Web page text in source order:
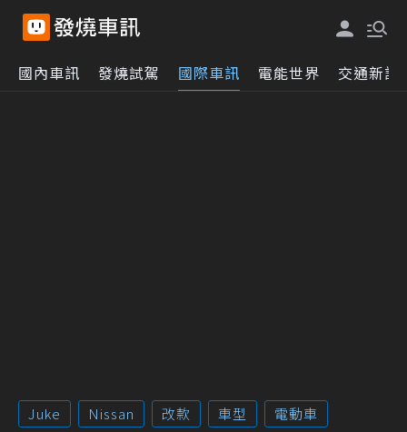
國內車訊 發燒試駕 國際車訊 電能世界 交通新訊
Juke Nissan 改款 車型
電動車